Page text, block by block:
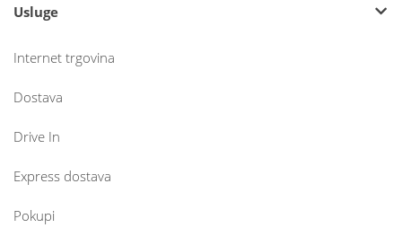
Usluge
Internet trgovina
Dostava
Drive In
Express dostava
Pokupi